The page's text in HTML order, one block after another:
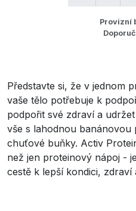
Provizní
Představte si, že v jednom
vaše tělo potřebuje k
podpořit své zdraví a
vše s lahodnou banánovou
chuťové buňky. Activ
než jen proteinový nápoj -
cestě k lepší kondici, zdraví